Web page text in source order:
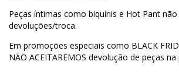
Peças íntimas como biquínis e Hot Pant
devoluções/troca.
Em promoções especiais como BLACK
NÃO ACEITAREMOS devolução de peças